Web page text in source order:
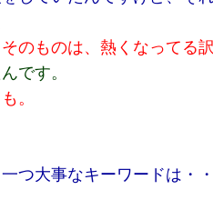
のものは、熱くなってる
です。
。
つ大事なキーワードは・